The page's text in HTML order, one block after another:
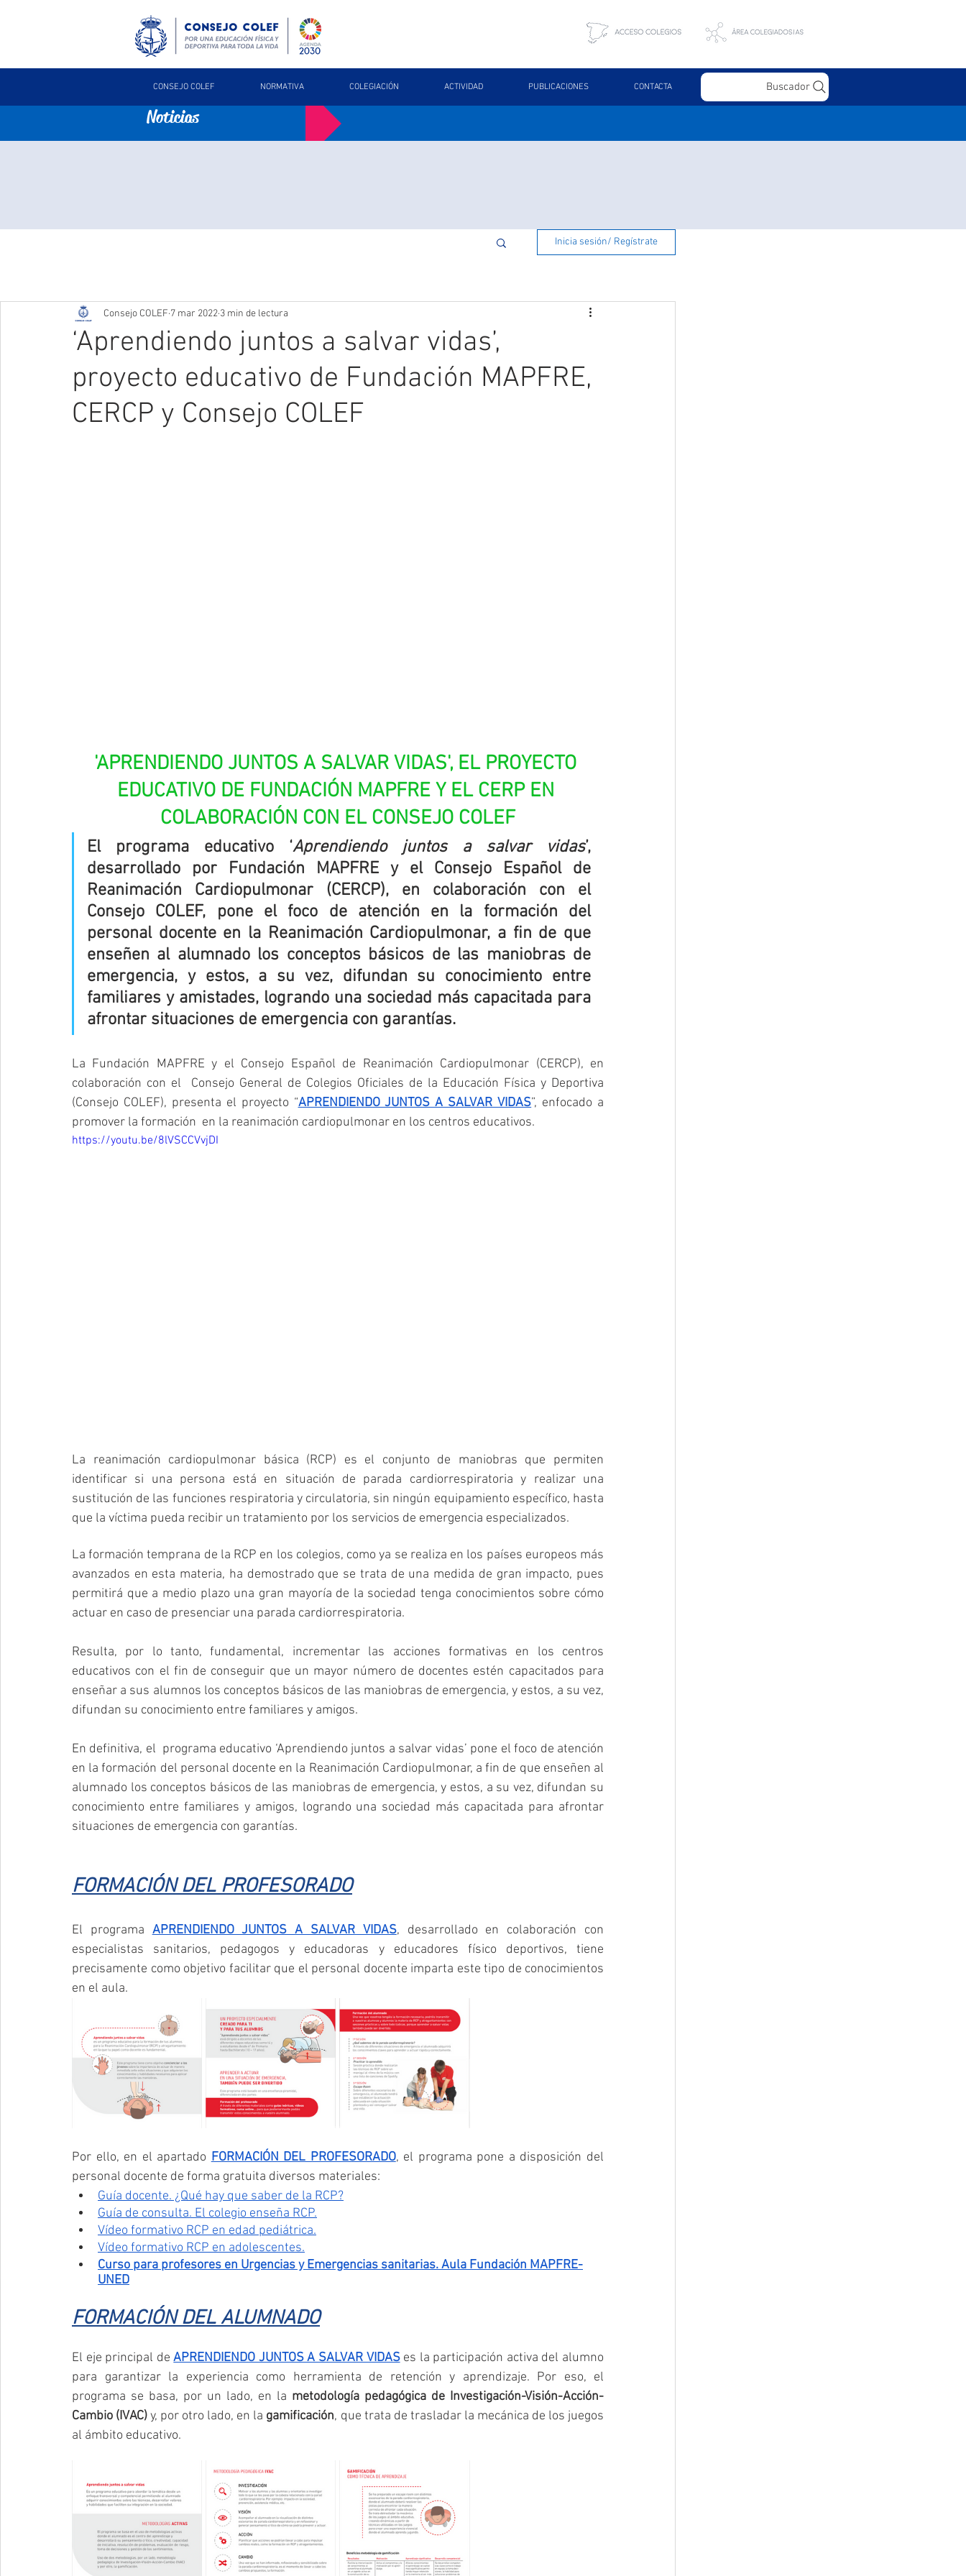
CONSEJO COLEF NORMATIVA COLEGIACIÓN ACTIVIDAD PUBLICACIONES CONTACTA Buscador
Noticias
Inicia sesión/ Regístrate
‘Aprendiendo juntos a salvar vidas’,
proyecto educativo de Fundación MAPFRE,
CERCP y Consejo COLEF
Consejo COLEF 7 mar 2022 3 min de lectura
'APRENDIENDO JUNTOS A SALVAR VIDAS', EL PROYECTO
EDUCATIVO DE FUNDACIÓN MAPFRE Y EL CERP EN
COLABORACIÓN CON EL CONSEJO COLEF
El programa educativo ‘Aprendiendo juntos a salvar vidas’,
desarrollado por Fundación MAPFRE y el Consejo Español de
Reanimación Cardiopulmonar (CERCP), en colaboración con el
Consejo COLEF, pone el foco de atención en la formación del
personal docente en la Reanimación Cardiopulmonar, a fin de que
enseñen al alumnado los conceptos básicos de las maniobras de
emergencia, y estos, a su vez, difundan su conocimiento entre
familiares y amistades, logrando una sociedad más capacitada para
afrontar situaciones de emergencia con garantías.
La Fundación MAPFRE y el Consejo Español de Reanimación Cardiopulmonar (CERCP), en
colaboración con el  Consejo General de Colegios Oficiales de la Educación Física y Deportiva
(Consejo COLEF), presenta el proyecto “APRENDIENDO JUNTOS A SALVAR VIDAS”, enfocado a
promover la formación  en la reanimación cardiopulmonar en los centros educativos.
https://youtu.be/8lVSCCVvjDI
La reanimación cardiopulmonar básica (RCP) es el conjunto de maniobras que permiten
identificar si una persona está en situación de parada cardiorrespiratoria y realizar una
sustitución de las funciones respiratoria y circulatoria, sin ningún equipamiento específico, hasta
que la víctima pueda recibir un tratamiento por los servicios de emergencia especializados.
La formación temprana de la RCP en los colegios, como ya se realiza en los países europeos más
avanzados en esta materia, ha demostrado que se trata de una medida de gran impacto, pues
permitirá que a medio plazo una gran mayoría de la sociedad tenga conocimientos sobre cómo
actuar en caso de presenciar una parada cardiorrespiratoria.
Resulta, por lo tanto, fundamental, incrementar las acciones formativas en los centros
educativos con el fin de conseguir que un mayor número de docentes estén capacitados para
enseñar a sus alumnos los conceptos básicos de las maniobras de emergencia, y estos, a su vez,
difundan su conocimiento entre familiares y amigos.
En definitiva, el  programa educativo ‘Aprendiendo juntos a salvar vidas’ pone el foco de atención
en la formación del personal docente en la Reanimación Cardiopulmonar, a fin de que enseñen al
alumnado los conceptos básicos de las maniobras de emergencia, y estos, a su vez, difundan su
conocimiento entre familiares y amigos, logrando una sociedad más capacitada para afrontar
situaciones de emergencia con garantías.
FORMACIÓN DEL PROFESORADO
El programa APRENDIENDO JUNTOS A SALVAR VIDAS, desarrollado en colaboración con
especialistas sanitarios, pedagogos y educadoras y educadores físico deportivos, tiene
precisamente como objetivo facilitar que el personal docente imparta este tipo de conocimientos
en el aula.
Por ello, en el apartado FORMACIÓN DEL PROFESORADO, el programa pone a disposición del
personal docente de forma gratuita diversos materiales:
Guía docente. ¿Qué hay que saber de la RCP?
Guía de consulta. El colegio enseña RCP.
Vídeo formativo RCP en edad pediátrica.
Vídeo formativo RCP en adolescentes.
Curso para profesores en Urgencias y Emergencias sanitarias. Aula Fundación MAPFRE-
UNED
FORMACIÓN DEL ALUMNADO
El eje principal de APRENDIENDO JUNTOS A SALVAR VIDAS es la participación activa del alumno
para garantizar la experiencia como herramienta de retención y aprendizaje. Por eso, el
programa se basa, por un lado, en la metodología pedagógica de Investigación-Visión-Acción-
Cambio (IVAC) y, por otro lado, en la gamificación, que trata de trasladar la mecánica de los juegos
al ámbito educativo.